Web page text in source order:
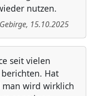
nutzen.
, 15.10.2025
seit vielen
Hat
wird wirklich